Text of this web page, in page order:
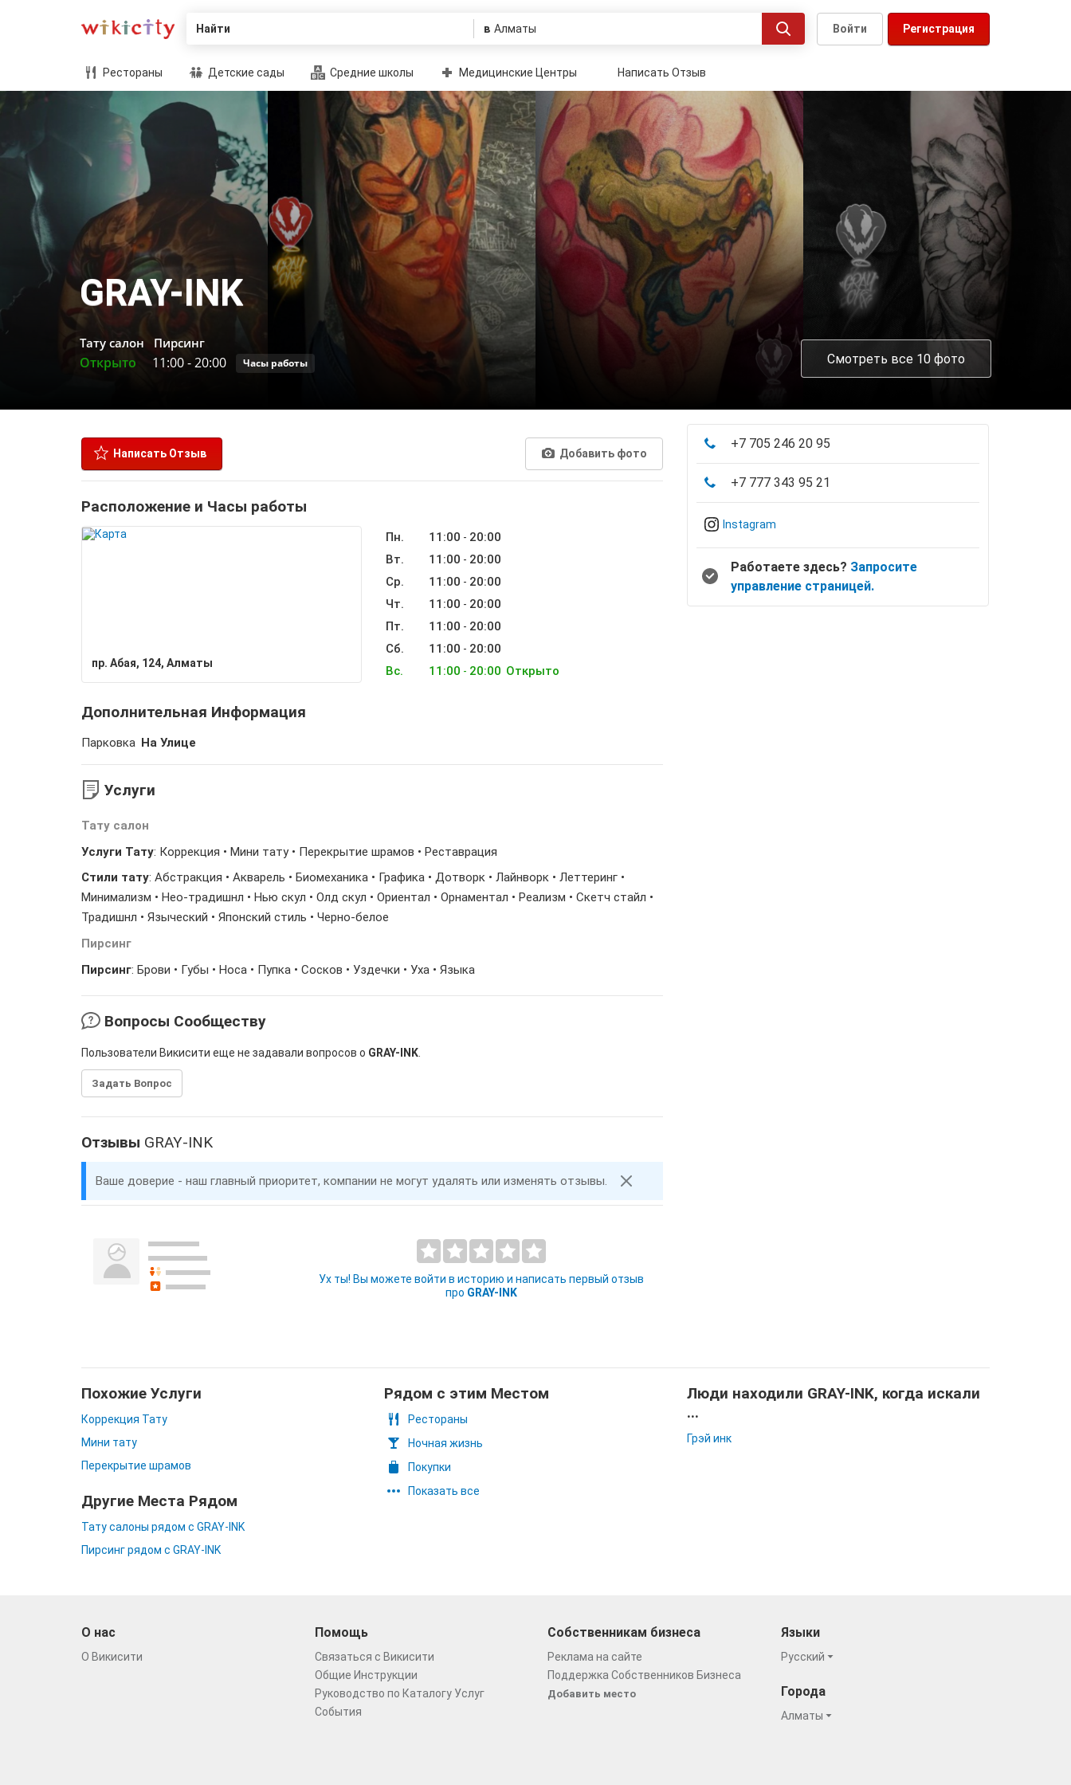
Найти в Регистрация
Войти
Рестораны Детские сады Средние школы Медицинские Центры Написать Отзыв
GRAY-INK
Тату салон Пирсинг
Открыто 11:00-20:00 Часы работы Смотреть все 10 фото
Написать Отзыв Добавить фото
Расположение и Часы работы
пр. Абая, 124, Алматы
Пн. 11:00 - 20:00
Вт.
11:00 - 20:00
Ср.
11:00 - 20:00
Чт.
11:00 - 20:00
Пт.
11:00 - 20:00
Сб.
11:00 - 20:00
Вс.
11:00 - 20:00 Открыто
Дополнительная Информация
Парковка На Улице
Услуги
Тату салон
Услуги Тату: Коррекция • Мини тату • Перекрытие шрамов • Реставрация
Стили тату: Абстракция • Акварель • Биомеханика • Графика • Дотворк • Лайнворк • Леттеринг •
Минимализм • Нео-традишнл • Нью скул • Олд скул • Ориентал • Орнаментал • Реализм • Скетч стайл •
Традишнл • Языческий • Японский стиль • Черно-белое
Пирсинг
Пирсинг: Брови • Губы • Носа • Пупка • Сосков • Уздечки • Уха • Языка
Вопросы Сообществу
Пользователи Викисити еще не задавали вопросов о GRAY-INK
Задать Вопрос
Отзывы GRAY-INK
Ваше доверие - наш главный приоритет, компании не могут удалять или изменять отзывы.
Ух ты! Вы можете войти в историю и написать первый отзыв
про GRAY-INK
+7 705 246 20 95
+7 777 343 95 21
Instagram
Работаете здесь? Запросите
управление страницей.
Похожие Услуги
Коррекция Тату
Мини тату
Перекрытие шрамов
Другие Места Рядом
Тату салоны рядом с GRAY-INK
Пирсинг рядом с GRAY-INK
Рядом с этим Местом
Рестораны
Ночная жизнь
Покупки
Показать все
Люди находили GRAY-INK, когда искали
...
Грэй инк
О нас
О Викисити
Помощь
Связаться с Викисити
Общие Инструкции
Руководство по Каталогу Услуг
События
Собственникам бизнеса
Реклама на сайте
Поддержка Собственников Бизнеса
Добавить место
Языки
Русский
Города
Алматы